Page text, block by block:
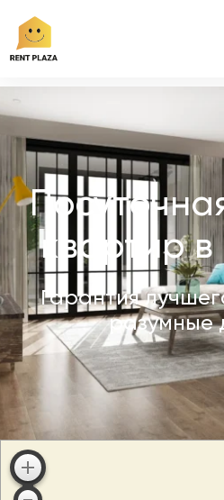
8 846 231
+7 (927)
квартир
Гарантия
разумные